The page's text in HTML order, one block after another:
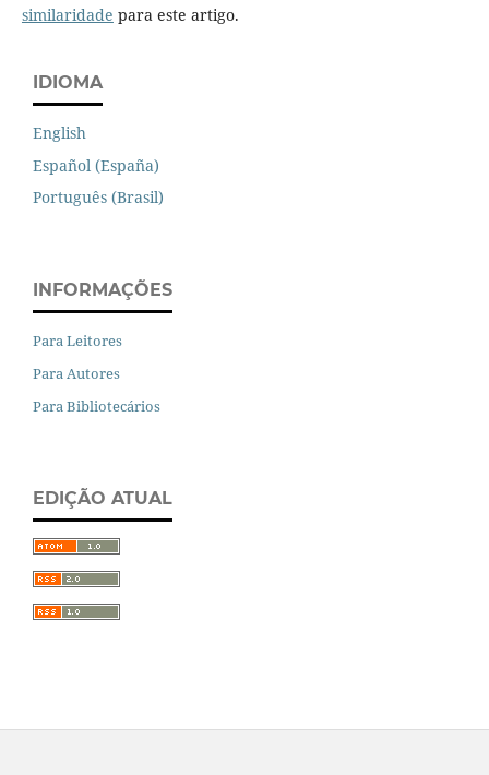
similaridade para este artigo.
IDIOMA
English
Español (España)
Português (Brasil)
INFORMAÇÕES
Para Leitores
Para Autores
Para Bibliotecários
EDIÇÃO ATUAL